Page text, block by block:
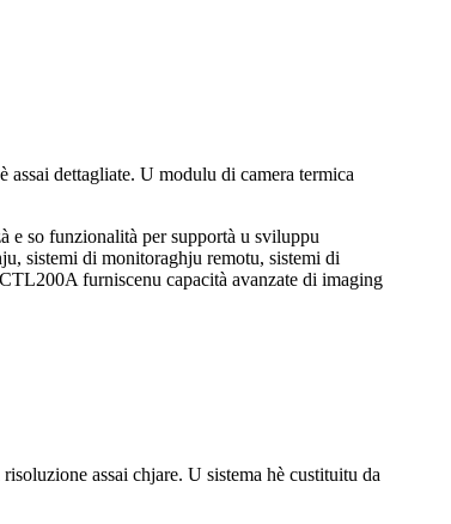
dettagliate. U modulu di camera termica
e so funzionalità per supportà u sviluppu
sistemi di monitoraghju remotu, sistemi di
furniscenu capacità avanzate di imaging
assai chjare. U sistema hè custituitu da